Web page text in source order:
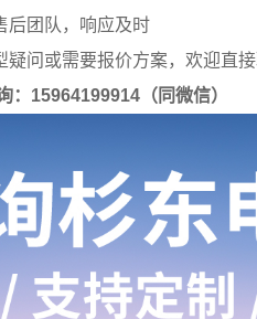
后团队，响应及时
疑问或需要报价方案，欢迎直接
：15964199914（同微信）